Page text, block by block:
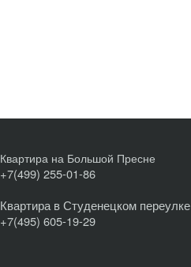
Квартира на Большой Пресне
+7(499) 255-01-86
Квартира в Студенецком переулке
+7(495) 605-19-29